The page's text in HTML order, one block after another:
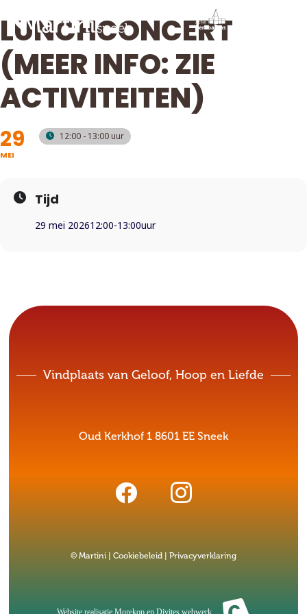
LUNCHCONCERT
(MEER INFO: ZIE
ACTIVITEITEN)
29
MEI
12:00 - 13:00
Tijd
29 mei 202612:00-13:00
Vindplaats van Geloof, Hoop en Liefde
Oud Kerkhof 1 8601 EE Sneek
© Martini | Cookiebeleid Privacyverklaring